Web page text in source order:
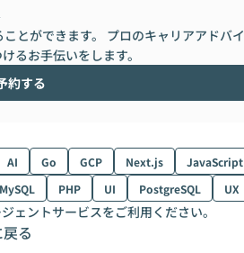
とができます。 プロのキャリアアドバイ
るお手伝いをします。
約する
AI Go GCP Next.js
JavaScript
MySQL PHP UI PostgreSQL UX
ェントサービスをご利用ください。
る